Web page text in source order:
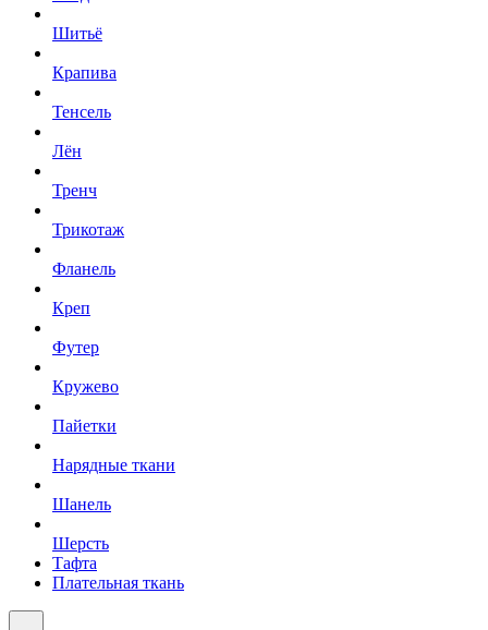
Шитьё
Крапива
Тенсель
Лён
Тренч
Трикотаж
Фланель
Креп
Футер
Кружево
Пайетки
Нарядные ткани
Шанель
Шерсть
Тафта
Плательная ткань